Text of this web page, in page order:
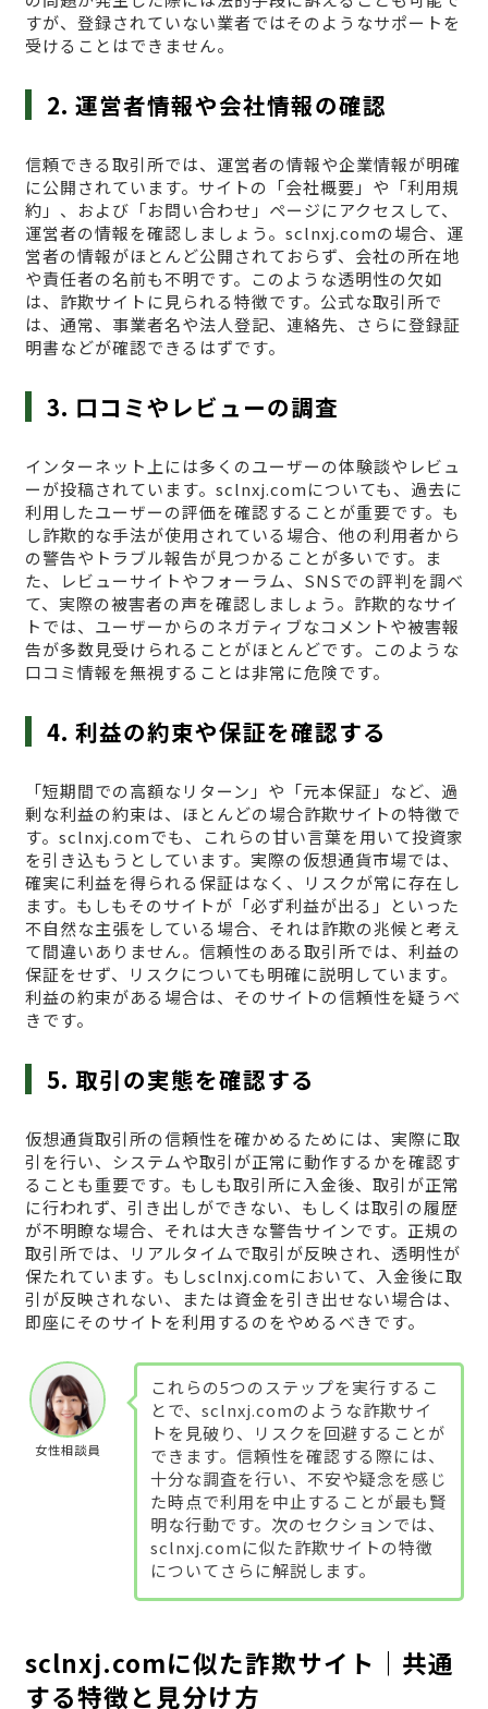
すが、登録されていない業者ではそのようなサポートを
受けることはできません。
2. 運営者情報や会社情報の確認
信頼できる取引所では、運営者の情報や企業情報が明確
に公開されています。サイトの「会社概要」や「利用規
約」、および「お問い合わせ」ページにアクセスして、
運営者の情報を確認しましょう。sclnxj.comの場合、運
営者の情報がほとんど公開されておらず、会社の所在地
や責任者の名前も不明です。このような透明性の欠如
は、詐欺サイトに見られる特徴です。公式な取引所で
は、通常、事業者名や法人登記、連絡先、さらに登録証
明書などが確認できるはずです。
3. 口コミやレビューの調査
インターネット上には多くのユーザーの体験談やレビュ
ーが投稿されています。sclnxj.comについても、過去に
利用したユーザーの評価を確認することが重要です。も
し詐欺的な手法が使用されている場合、他の利用者から
の警告やトラブル報告が見つかることが多いです。ま
た、レビューサイトやフォーラム、SNSでの評判を調べ
て、実際の被害者の声を確認しましょう。詐欺的なサイ
トでは、ユーザーからのネガティブなコメントや被害報
告が多数見受けられることがほとんどです。このような
口コミ情報を無視することは非常に危険です。
4. 利益の約束や保証を確認する
「短期間での高額なリターン」や「元本保証」など、過
剰な利益の約束は、ほとんどの場合詐欺サイトの特徴で
す。sclnxj.comでも、これらの甘い言葉を用いて投資家
を引き込もうとしています。実際の仮想通貨市場では、
確実に利益を得られる保証はなく、リスクが常に存在し
ます。もしもそのサイトが「必ず利益が出る」といった
不自然な主張をしている場合、それは詐欺の兆候と考え
て間違いありません。信頼性のある取引所では、利益の
保証をせず、リスクについても明確に説明しています。
利益の約束がある場合は、そのサイトの信頼性を疑うべ
きです。
5. 取引の実態を確認する
仮想通貨取引所の信頼性を確かめるためには、実際に取
引を行い、システムや取引が正常に動作するかを確認す
ることも重要です。もしも取引所に入金後、取引が正常
に行われず、引き出しができない、もしくは取引の履歴
が不明瞭な場合、それは大きな警告サインです。正規の
取引所では、リアルタイムで取引が反映され、透明性が
保たれています。もしsclnxj.comにおいて、入金後に取
引が反映されない、または資金を引き出せない場合は、
即座にそのサイトを利用するのをやめるべきです。
女性相談員
これらの5つのステップを実行するこ
とで、sclnxj.comのような詐欺サイ
トを見破り、リスクを回避することが
できます。信頼性を確認する際には、
十分な調査を行い、不安や疑念を感じ
た時点で利用を中止することが最も賢
明な行動です。次のセクションでは、
sclnxj.comに似た詐欺サイトの特徴
についてさらに解説します。
sclnxj.comに似た詐欺サイト｜共通
する特徴と見分け方